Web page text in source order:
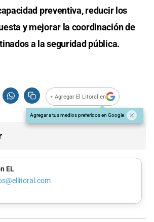
preventiva, reducir los
y mejorar la coordinación de
a la seguridad pública.
+ Agregar El Litoral en
Agregar a tus medios preferidos en Google
EL